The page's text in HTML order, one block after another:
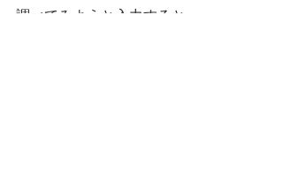
調べてみようと入力すると…